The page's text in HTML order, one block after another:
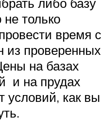
только
время с
из проверенных
на базах
и на прудах
условий, как вы